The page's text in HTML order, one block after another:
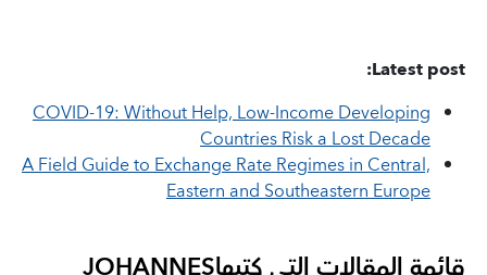
Latest post:
COVID-19: Without Help, Low-Income Developing
Countries Risk a Lost Decade
A Field Guide to Exchange Rate Regimes in Central,
Eastern and Southeastern Europe